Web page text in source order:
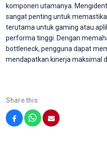
komponen utamanya.
sangat penting untuk
terutama untuk gaming atau
performa tinggi. Dengan
bottleneck, pengguna dapat
mendapatkan kinerja maksimal
Share this: